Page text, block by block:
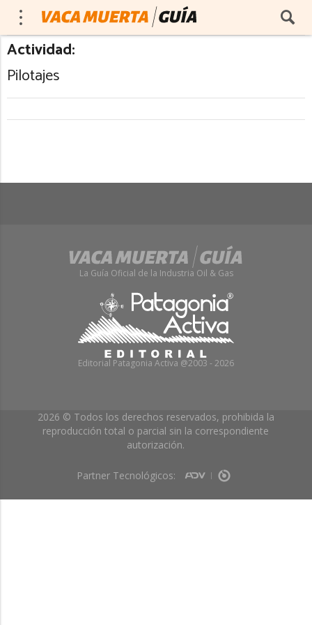
Actividad:
Pilotajes
La Guía Oficial de la Industria Oil & Gas
Editorial Patagonia Activa @2003 - 2026
2026 © Todos los derechos reservados, prohibida la
reproducción total o parcial sin la correspondiente
autorización.
Partner Tecnológicos: